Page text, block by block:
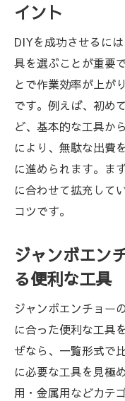
イント
DIYを成功させるに
具を選ぶことが重要
とで作業効率が上が
です。例えば、初め
ど、基本的な工具か
により、無駄な出費
に進められます。ま
に合わせて拡充して
コツです。
ジャンボエン
る便利な工具
ジャンボエンチョー
に合った便利な工具
ぜなら、一覧形式で
に必要な工具を見極
用・金属用などカテ